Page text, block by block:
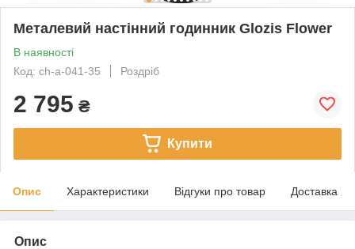
Металевий настінний годинник Glozis Flower
В наявності
Код: ch-a-041-35
Роздріб
2 795 ₴
Купити
Опис Характеристики Відгуки про товар Доставка
Опис